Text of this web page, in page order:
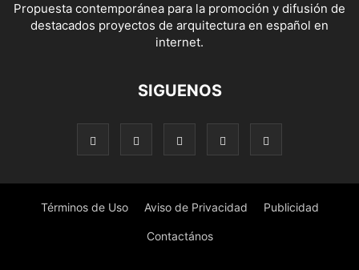
Propuesta contemporánea para la promoción y difusión de
destacados proyectos de arquitectura en español en
internet.
SIGUENOS
Términos de Uso Aviso de Privacidad Publicidad
Contactános